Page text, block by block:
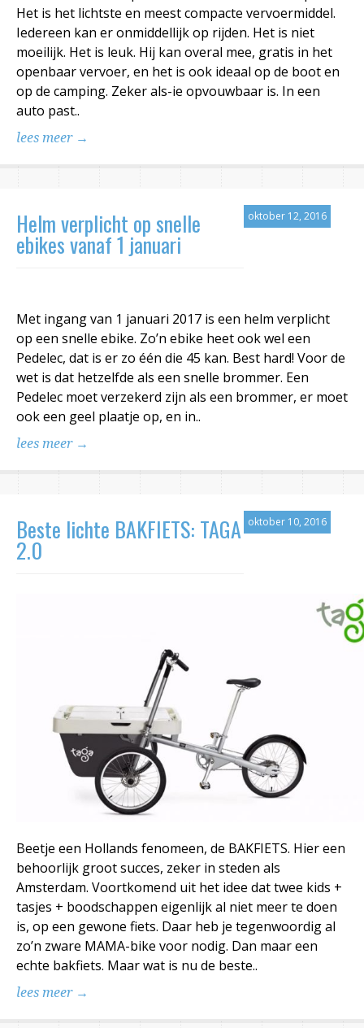
Het is het lichtste en meest compacte vervoermiddel.
Iedereen kan er onmiddellijk op rijden. Het is niet
moeilijk. Het is leuk. Hij kan overal mee, gratis in het
openbaar vervoer, en het is ook ideaal op de boot en
op de camping. Zeker als-ie opvouwbaar is. In een
auto past..
lees meer →
oktober 12, 2016
Helm verplicht op snelle
ebikes vanaf 1 januari
Met ingang van 1 januari 2017 is een helm verplicht
op een snelle ebike. Zo’n ebike heet ook wel een
Pedelec, dat is er zo één die 45 kan. Best hard! Voor de
wet is dat hetzelfde als een snelle brommer. Een
Pedelec moet verzekerd zijn als een brommer, er moet
ook een geel plaatje op, en in..
lees meer →
oktober 10, 2016
Beste lichte BAKFIETS: TAGA
2.0
Beetje een Hollands fenomeen, de BAKFIETS. Hier een
behoorlijk groot succes, zeker in steden als
Amsterdam. Voortkomend uit het idee dat twee kids +
tasjes + boodschappen eigenlijk al niet meer te doen
is, op een gewone fiets. Daar heb je tegenwoordig al
zo’n zware MAMA-bike voor nodig. Dan maar een
echte bakfiets. Maar wat is nu de beste..
lees meer →